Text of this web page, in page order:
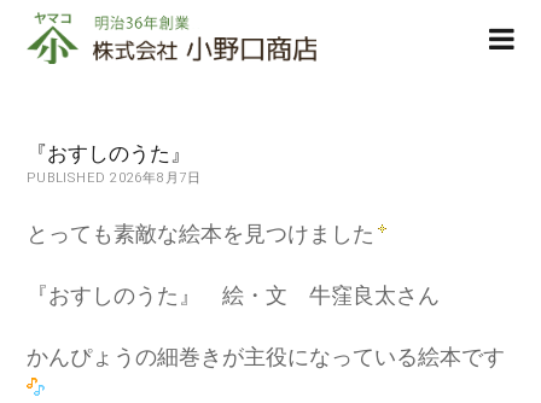
株
式
小
野
商
『おすしのうた』
PUBLISHED 2026年8月7日
とっても素敵な絵本を見つけました
『おすしのうた』 絵・文 牛窪良太さん
かんぴょうの細巻きが主役になっている絵本です